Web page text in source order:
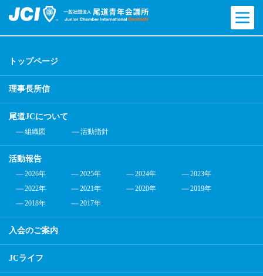
トップページ
理事長所信
尾道JCについて
組織図 活動指針
活動報告
2026年 2025年 2024年
2023年
2022年
2021年 2020年
2019年
2018年
2017年
入会のご案内
JCライフ